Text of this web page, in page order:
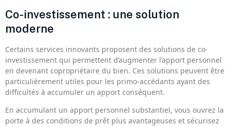
Co-investissement : une solution
moderne
Certains services innovants proposent des solutions de co-
investissement qui permettent d’augmenter l’apport personnel
en devenant copropriétaire du bien. Ces solutions peuvent être
particulièrement utiles pour les primo-accédants ayant des
difficultés à accumuler un apport conséquent.
En accumulant un apport personnel substantiel, vous ouvrez la
porte à des conditions de prêt plus avantageuses et sécurisez